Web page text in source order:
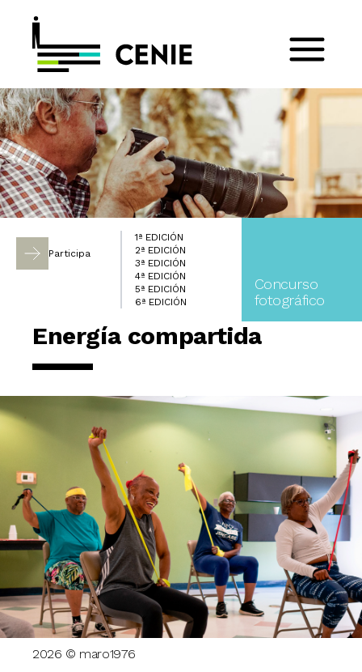
Participa
1ª EDICIÓN
2ª EDICIÓN
3ª EDICIÓN
4ª EDICIÓN
5ª EDICIÓN
6ª EDICIÓN
Concurso
fotográfico
Energía compartida
2026 © maro1976